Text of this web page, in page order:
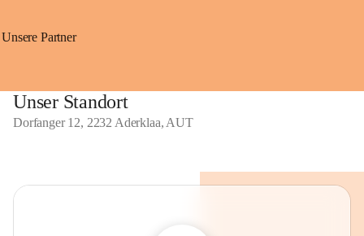
Unsere Partner
Unser Standort
Dorfanger 12, 2232 Aderklaa, AUT